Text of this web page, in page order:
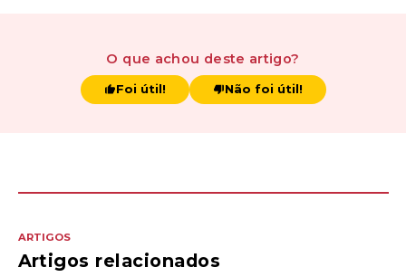
O que achou deste artigo?
Foi útil! Não foi útil!
ARTIGOS
Artigos relacionados